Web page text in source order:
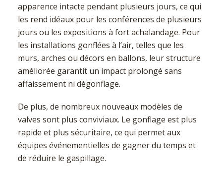
apparence intacte pendant plusieurs jours, ce qui
les rend idéaux pour les conférences de plusieurs
jours ou les expositions à fort achalandage. Pour
les installations gonflées à l’air, telles que les
murs, arches ou décors en ballons, leur structure
améliorée garantit un impact prolongé sans
affaissement ni dégonflage.
De plus, de nombreux nouveaux modèles de
valves sont plus conviviaux. Le gonflage est plus
rapide et plus sécuritaire, ce qui permet aux
équipes événementielles de gagner du temps et
de réduire le gaspillage.